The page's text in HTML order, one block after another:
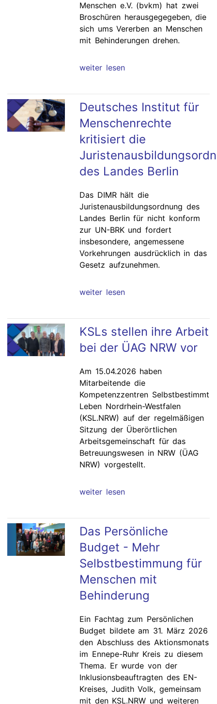
Menschen e.V. (bvkm) hat zwei
Broschüren herausgegegeben, die
sich ums Vererben an Menschen
mit Behinderungen drehen.
weiter lesen
Deutsches Institut für
Menschenrechte
kritisiert die
des Landes Berlin
Das DIMR hält die
Juristenausbildungsordnung des
Landes Berlin für nicht konform
zur UN-BRK und fordert
insbesondere, angemessene
Vorkehrungen ausdrücklich in das
Gesetz aufzunehmen.
weiter lesen
KSLs stellen ihre Arbeit
bei der ÜAG NRW vor
Am 15.04.2026 haben
Mitarbeitende die
Kompetenzzentren Selbstbestimmt
Leben Nordrhein-Westfalen
(KSL.NRW) auf der regelmäßigen
Sitzung der Überörtlichen
Arbeitsgemeinschaft für das
Betreuungswesen in NRW (ÜAG
NRW) vorgestellt.
weiter lesen
Das Persönliche
Budget - Mehr
Selbstbestimmung für
Menschen mit
Behinderung
Ein Fachtag zum Persönlichen
Budget bildete am 31. März 2026
den Abschluss des Aktionsmonats
im Ennepe-Ruhr Kreis zu diesem
Thema. Er wurde von der
Inklusionsbeauftragten des EN-
Kreises, Judith Volk, gemeinsam
mit den KSL.NRW und weiteren